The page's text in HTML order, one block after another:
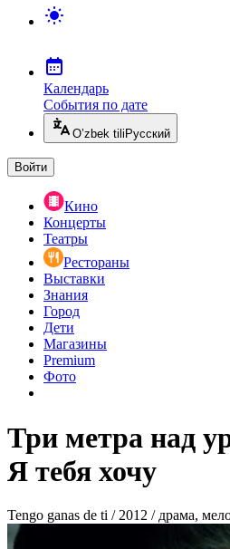
Календарь
События по дате
O’zbek tili Русский
Войти
Кино
Концерты
Театры
Рестораны
Выставки
Знания
Город
Дети
Магазины
Premium
Фото
Три метра над
Я тебя хочу
Tengo ganas de ti / 2012 / драма,